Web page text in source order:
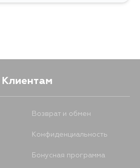
Клиентам
Возврат и обмен
Конфиденциальность
Бонусная программа